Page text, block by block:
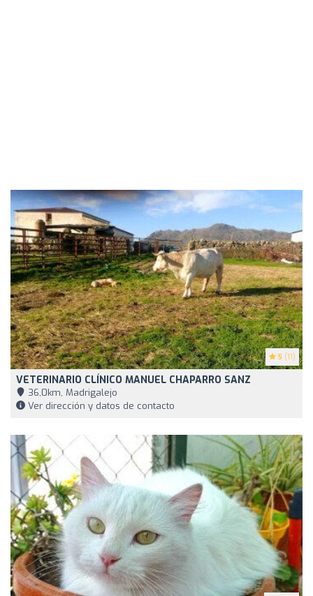
5 (11)
VETERINARIO CLÍNICO MANUEL CHAPARRO SANZ
36,0km, Madrigalejo
Ver dirección y datos de contacto